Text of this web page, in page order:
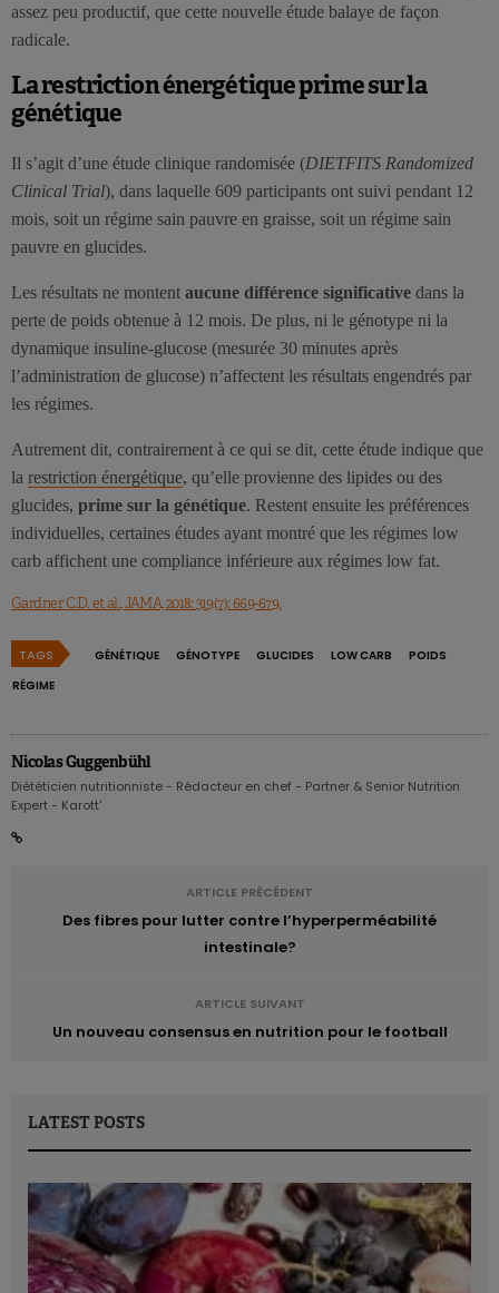
assez peu productif, que cette nouvelle étude balaye de façon
radicale.
La restriction énergétique prime sur la
génétique
Il s’agit d’une étude clinique randomisée (DIETFITS Randomized
Clinical Trial), dans laquelle 609 participants ont suivi pendant 12
mois, soit un régime sain pauvre en graisse, soit un régime sain
pauvre en glucides.
Les résultats ne montent aucune différence significative dans la
perte de poids obtenue à 12 mois. De plus, ni le génotype ni la
dynamique insuline-glucose (mesurée 30 minutes après
l’administration de glucose) n’affectent les résultats engendrés par
les régimes.
Autrement dit, contrairement à ce qui se dit, cette étude indique que
la restriction énergétique, qu’elle provienne des lipides ou des
glucides, prime sur la génétique. Restent ensuite les préférences
individuelles, certaines études ayant montré que les régimes low
carb affichent une compliance inférieure aux régimes low fat.
Gardner C.D. et al., JAMA, 2018: 319(7): 669-679.
TAGS GÉNÉTIQUE GÉNOTYPE GLUCIDES LOW CARB
POIDS
RÉGIME
Nicolas Guggenbühl
Diététicien nutritionniste - Rédacteur en chef - Partner & Senior Nutrition
Expert - Karott'
ARTICLE PRÉCÉDENT
Des fibres pour lutter contre l’hyperperméabilité
intestinale?
ARTICLE SUIVANT
Un nouveau consensus en nutrition pour le football
LATEST POSTS